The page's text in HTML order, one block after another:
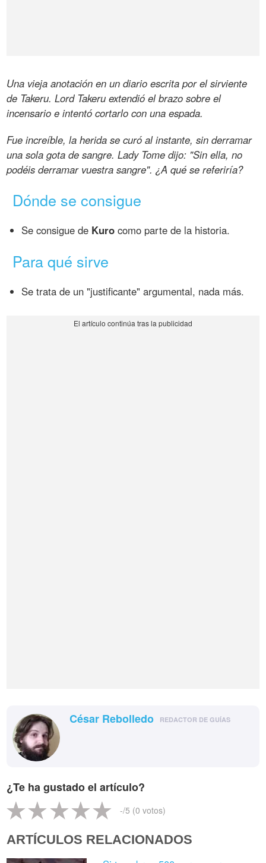
Una vieja anotación en un diario escrita por el sirviente
de Takeru. Lord Takeru extendió el brazo sobre el
incensario e intentó cortarlo con una espada.
Fue increíble, la herida se curó al instante, sin derramar
una sola gota de sangre. Lady Tome dijo: "Sin ella, no
podéis derramar vuestra sangre". ¿A qué se referiría?
Dónde se consigue
Se consigue de Kuro como parte de la historia.
Para qué sirve
Se trata de un "justificante" argumental, nada más.
César Rebolledo REDACTOR DE GUÍAS
¿Te ha gustado el artículo?
-/5 (0 votos)
ARTÍCULOS RELACIONADOS